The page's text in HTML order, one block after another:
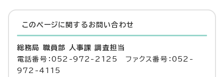
このページに関する お問い合わせ
総務局 職員部 人事課 調査担当
電話番号：052-972-2125 ファクス番号：052-
972-4115